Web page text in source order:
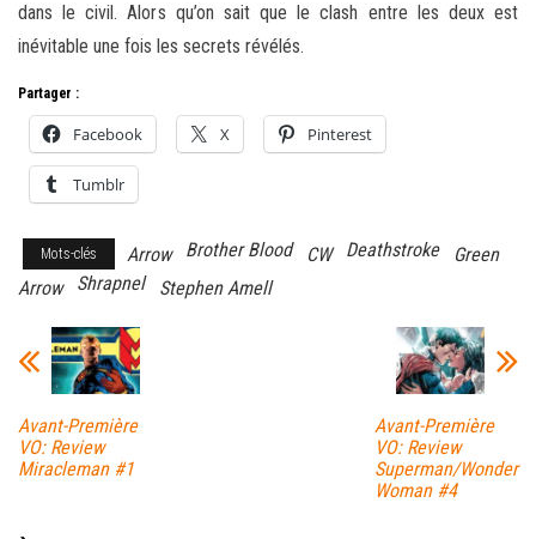
dans le civil. Alors qu’on sait que le clash entre les deux est
inévitable une fois les secrets révélés.
Partager :
Facebook X Pinterest
Tumblr
Mots-clés Arrow Brother Blood CW Deathstroke
Green
Arrow
Shrapnel Stephen Amell
Avant-Première
VO: Review
Miracleman #1
Avant-Première
VO: Review
Superman/Wonder
Woman #4